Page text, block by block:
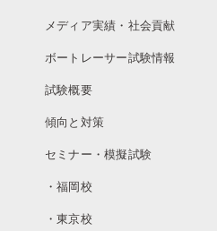
メディア実績・社会貢献
ボートレーサー試験情報
試験概要
傾向と対策
セミナー・模擬試験
・福岡校
・東京校